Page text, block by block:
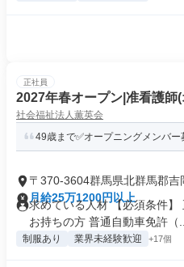
正社員
2027年春オープン|准看護師
社会福祉法人薫英会
49歳まで✅オープニングメンバ
〒370-3604群馬県北群馬郡吉
月給25万1200円以上
求めている人材 【必須条件
お持ちの方 普通自動車免許（...
制服あり 業界未経験歓迎 +17個